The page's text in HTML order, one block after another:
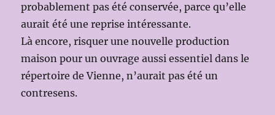
probablement pas été conservée, parce qu’elle
aurait été une reprise intéressante.
Là encore, risquer une nouvelle production
maison pour un ouvrage aussi essentiel dans le
répertoire de Vienne, n’aurait pas été un
contresens.